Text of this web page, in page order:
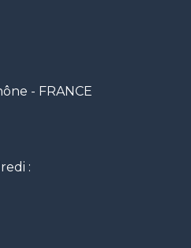
- FRANCE
: